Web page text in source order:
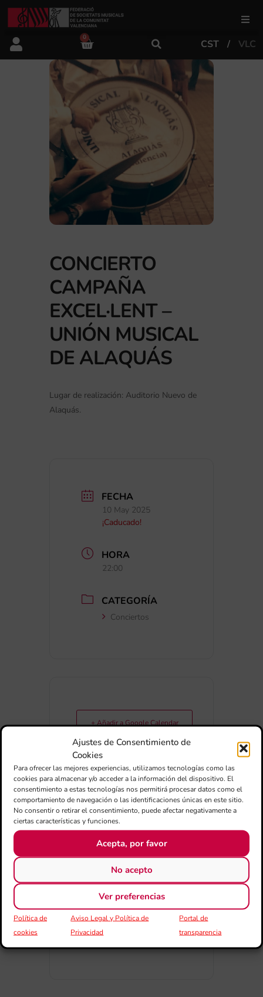
Ajustes de Consentimiento de
Cookies
Para ofrecer las mejores experiencias, utilizamos tecnologías como las
cookies para almacenar y/o acceder a la información del dispositivo. El
consentimiento a estas tecnologías nos permitirá procesar datos como el
comportamiento de navegación o las identificaciones únicas en este sitio.
No consentir o retirar el consentimiento, puede afectar negativamente a
ciertas características y funciones.
Acepta, por favor
No acepto
Ver preferencias
Política de
cookies
Aviso Legal y Política de
Privacidad
Portal de
transparencia
FSMCV
Áreas de gestión
Área educativa
Área artística
Actualidad
0
CST VLC
CONCIERTO
CAMPAÑA
EXCEL·LENT –
UNIÓN MUSICAL
DE ALAQUÁS
Lugar de realización: Auditorio Nuevo de
Alaquás.
FECHA
10 May 2025
¡Caducado!
HORA
22:00
CATEGORÍA
Conciertos
+ Añadir a Google Calendar
+ exportación iCal / Outlook
COMPARTIR ESTE EVENTO